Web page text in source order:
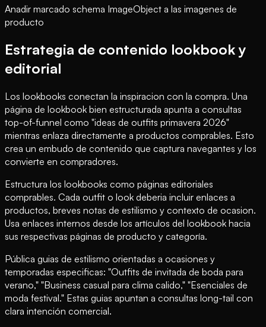
Anadir marcado schema ImageObject a las imagenes de
producto
Estrategia de contenido lookbook y
editorial
Los lookbooks conectan la inspiracion con la compra. Una
página de lookbook bien estructurada apunta a consultas
top-of-funnel como "ideas de outfits primavera 2026"
mientras enlaza directamente a productos comprables. Esto
crea un embudo de contenido que captura navegantes y los
convierte en compradores.
Estructura los lookbooks como páginas editoriales
comprables. Cada outfit o look deberia incluir enlaces a
productos, breves notas de estilismo y contexto de ocasion.
Usa enlaces internos desde los artículos del lookbook hacia
sus respectivas páginas de producto y categoría.
Pública guias de estilismo orientadas a ocasiones y
temporadas especificas: "Outfits de invitada de boda para
verano," "Business casual para clima calido," "Esenciales de
moda festival." Estas guias apuntan a consultas long-tail con
clara intención comercial.